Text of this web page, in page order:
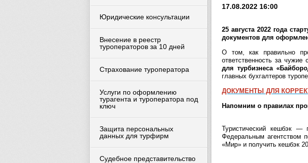
17.08.2022 16:00
25 августа 2022 года
документов для
О том, как правильно
ответственность за
для турбизнеса
главных бухгалтеров
ДОКУМЕНТЫ ДЛЯ
Напомним о правилах
Туристический кешбэк —
Федеральным агентством
«Мир» и получить кешбэк
Юридические консультации
Внесение в реестр
туроператоров за 10 дней
Страхование туроператора
Услуги по оформлению
турагента и туроператора под
ключ
Защита персональных
данных для турфирм
Судебное представительство